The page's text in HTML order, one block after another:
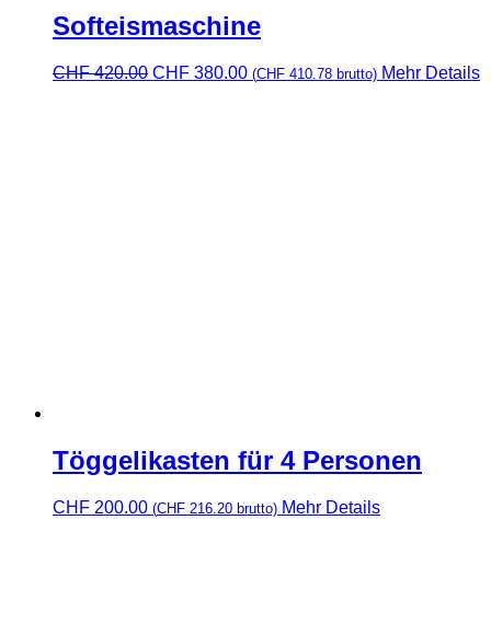
Softeismaschine
CHF420.00 Ursprünglicher
CHF 380.00Aktueller
(CHF 410.78 brutto) Mehr Details
Töggelikasten für 4 Personen
CHF 200.00 (CHF 216.20 brutto) Mehr Details